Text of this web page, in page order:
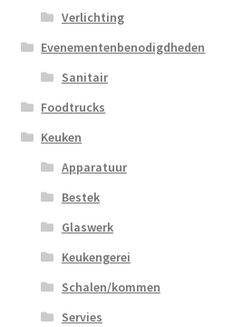
Verlichting
Evenementenbenodigdheden
Sanitair
Foodtrucks
Keuken
Apparatuur
Bestek
Glaswerk
Keukengerei
Schalen/kommen
Servies